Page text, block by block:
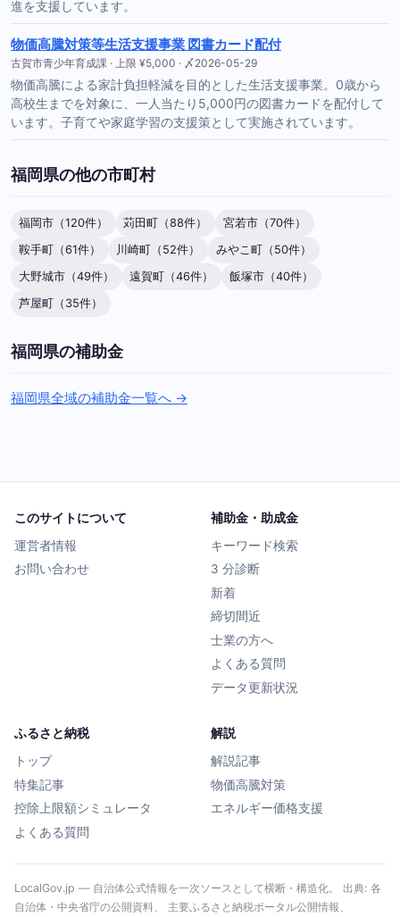
進を支援しています。
物価高騰対策等生活支援事業 図書カード配付
古賀市青少年育成課 · 上限 ¥5,000 · 〆2026-05-29
物価高騰による家計負担軽減を目的とした生活支援事業。0歳から
高校生までを対象に、一人当たり5,000円の図書カードを配付して
います。子育てや家庭学習の支援策として実施されています。
福岡県の他の市町村
福岡市（120件） 苅田町（88件）
宮若市（70件）
鞍手町（61件）
川崎町（52件）
みやこ町（50件）
大野城市（49件）
遠賀町（46件）
飯塚市（40件）
芦屋町（35件）
福岡県の補助金
福岡県全域の補助金一覧へ →
このサイトについて
運営者情報
お問い合わせ
補助金・助成金
キーワード検索
3 分診断
新着
締切間近
士業の方へ
よくある質問
データ更新状況
ふるさと納税
トップ
特集記事
控除上限額シミュレータ
よくある質問
解説
解説記事
物価高騰対策
エネルギー価格支援
LocalGov.jp — 自治体公式情報を一次ソースとして横断・構造化。 出典: 各
自治体・中央省庁の公開資料、 主要ふるさと納税ポータル公開情報、